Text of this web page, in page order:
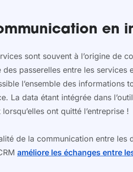
en
sont souvent à l’origine de
des passerelles entre les services
l’ensemble des
La data étant intégrée dans
ont quitté l’entreprise !
de la communication entre
améliore les échanges entre